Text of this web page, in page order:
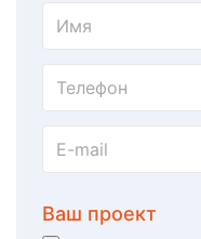
Ваш проект